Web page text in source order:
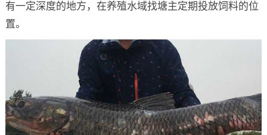
有一定深度的地方，在养殖水域找塘主定期投放饲料的位
置。